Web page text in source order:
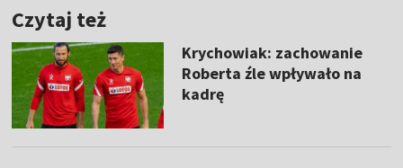
Czytaj też
Krychowiak: zachowanie
Roberta źle wpływało na
kadrę